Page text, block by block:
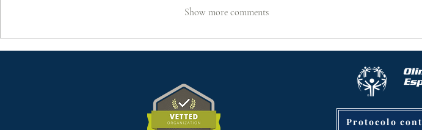
Show more comments
Protocolo